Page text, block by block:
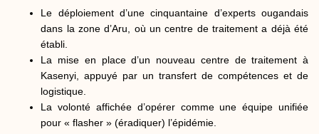
​Le déploiement d’une cinquantaine d’experts ougandais
dans la zone d’Aru, où un centre de traitement a déjà été
établi.
La mise en place d’un nouveau centre de traitement à
Kasenyi, appuyé par un transfert de compétences et de
logistique.
La volonté affichée d’opérer comme une équipe unifiée
pour « flasher » (éradiquer) l’épidémie.